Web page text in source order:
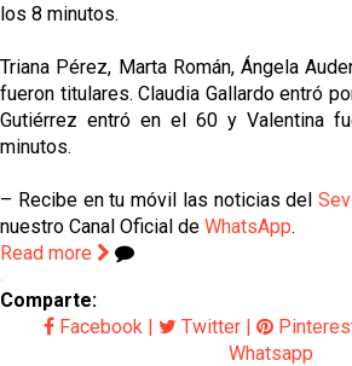
los 8 minutos.
Triana Pérez, Marta Román, Ángela
fueron titulares. Claudia Gallardo entró
Gutiérrez entró en el 60 y Valentina
minutos.
– Recibe en tu móvil las noticias del
nuestro Canal Oficial de WhatsApp.
Read more
Comparte:
Facebook | Twitter |
Whatsapp